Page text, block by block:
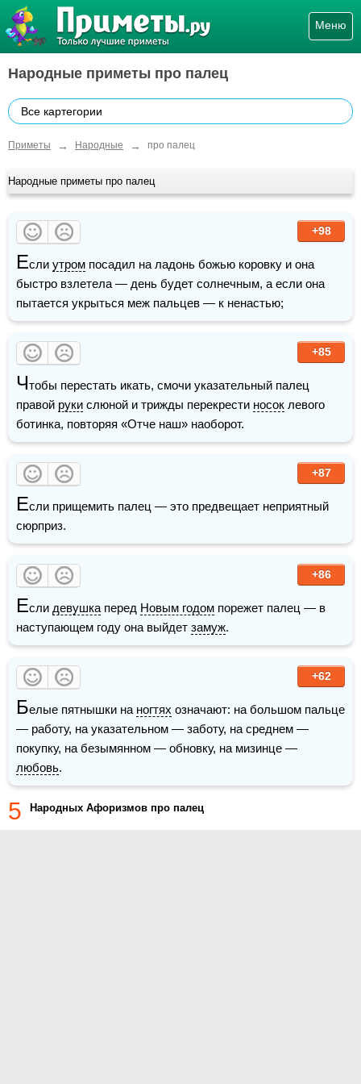
Меню
Народные приметы про палец
Все картегории
Приметы → Народные → про палец
Народные приметы про палец
+98
Если утром посадил на ладонь божью коровку и она
быстро взлетела — день будет солнечным, а если она
пытается укрыться меж пальцев — к ненастью;
+85
Чтобы перестать икать, смочи указательный палец
правой руки слюной и трижды перекрести носок левого
ботинка, повторяя «Отче наш» наоборот.
+87
Если прищемить палец — это предвещает неприятный
сюрприз.
+86
Если девушка перед Новым годом порежет палец — в
наступающем году она выйдет замуж.
+62
Белые пятнышки на ногтях означают: на большом пальце
— работу, на указательном — заботу, на среднем —
любовь.
5 Народных Афоризмов про палец